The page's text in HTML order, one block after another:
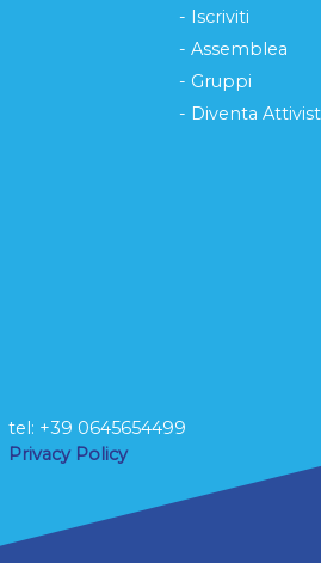
- Iscriviti
- Assemblea
- Gruppi
- Diventa
tel: ‭+39 0645654499
Privacy Policy